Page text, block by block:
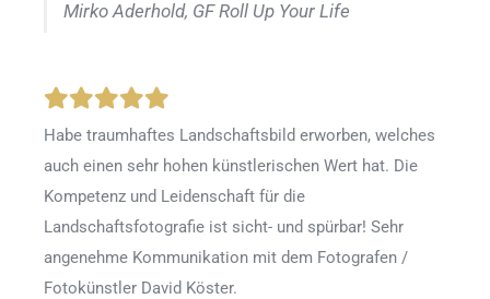
Mirko Aderhold, GF Roll Up Your Life
Habe traumhaftes Landschaftsbild erworben, welches
auch einen sehr hohen künstlerischen Wert hat. Die
Kompetenz und Leidenschaft für die
Landschaftsfotografie ist sicht- und spürbar! Sehr
angenehme Kommunikation mit dem Fotografen /
Fotokünstler David Köster.